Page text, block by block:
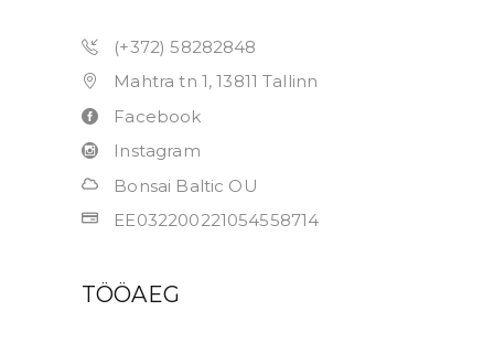
(+372) 58282848
Mahtra tn 1, 13811 Tallinn
Facebook
Instagram
Bonsai Baltic OU
EE032200221054558714
TÖÖAEG